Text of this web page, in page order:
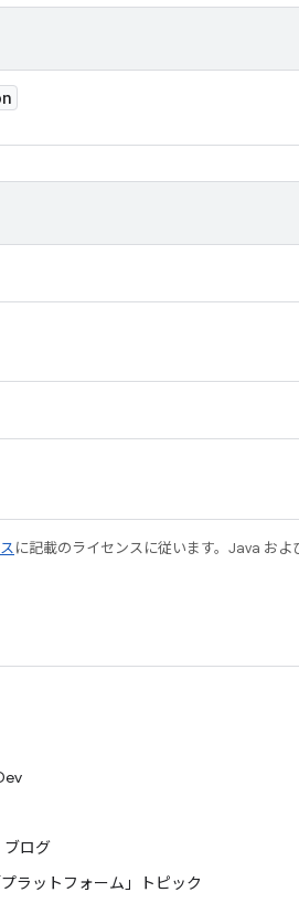
に記載のライセンスに従います。Java お
ブログ
ラットフォーム」トピック